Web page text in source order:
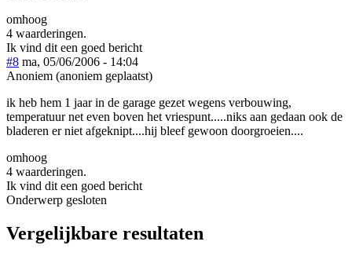
omhoog
4 waarderingen.
Ik vind dit een goed bericht
#8 ma, 05/06/2006 - 14:04
Anoniem (anoniem geplaatst)
ik heb hem 1 jaar in de garage gezet wegens verbouwing,
temperatuur net even boven het vriespunt.....niks aan gedaan ook de
bladeren er niet afgeknipt....hij bleef gewoon doorgroeien....
omhoog
4 waarderingen.
Ik vind dit een goed bericht
Onderwerp gesloten
Vergelijkbare resultaten